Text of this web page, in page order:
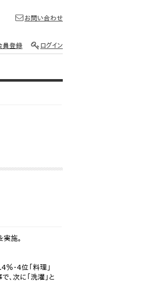
お問い合わせ
員登録 ログイン
施。
・4位「料理」
、次に「洗濯」と